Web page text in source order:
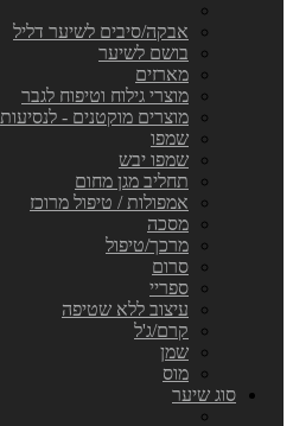
אבקה/סיבים לשיער דליל
בושם לשיער
מארזים
מוצרי גילוח וטיפוח לגבר
מוצרים מוקטנים - לנסיעות
שמפו
שמפו יבש
תחליב מגן מחום
אמפולות / טיפול מרוכז
מסכה
מרכך/טיפול
סרום
ספריי
עיצוב ללא שטיפה
קרם/ג'ל
שמן
מוס
סוג שיער